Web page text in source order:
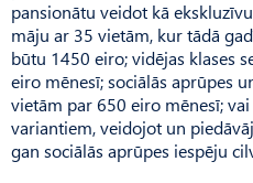
pansionātu veidot kā
māju ar 35 vietām, kur tādā
būtu 1450 eiro; vidējas klases
eiro mēnesī; sociālās aprūpes
vietām par 650 eiro mēnesī;
variantiem, veidojot un
gan sociālās aprūpes iespēju